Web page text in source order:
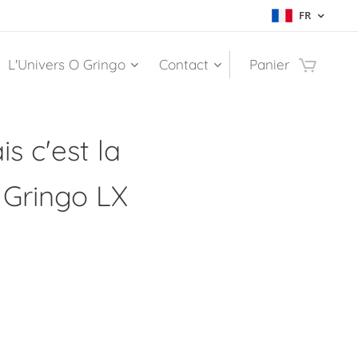
FR
L'Univers O Gringo Contact Panier
c'est la
LX